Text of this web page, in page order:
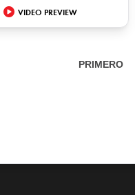
VIDEO PREVIEW
PRIMERO